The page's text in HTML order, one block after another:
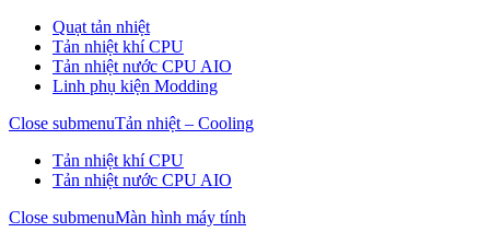
Quạt tản nhiệt
Tản nhiệt khí CPU
Tản nhiệt nước CPU AIO
Linh phụ kiện Modding
Close submenuTản nhiệt – Cooling
Tản nhiệt khí CPU
Tản nhiệt nước CPU AIO
Close submenuMàn hình máy tính